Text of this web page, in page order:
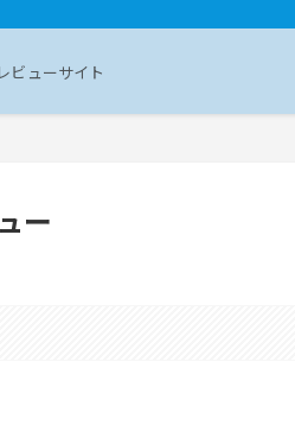
ビューサイト
ー